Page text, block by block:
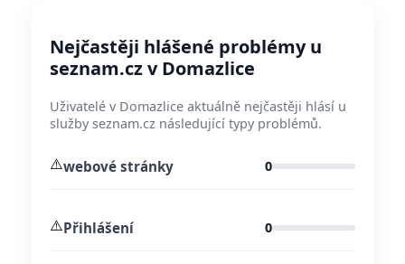
Nejčastěji hlášené problémy u
seznam.cz v Domazlice
Uživatelé v Domazlice aktuálně nejčastěji hlásí u
služby seznam.cz následující typy problémů.
⚠️webové stránky 0
⚠️Přihlášení 0